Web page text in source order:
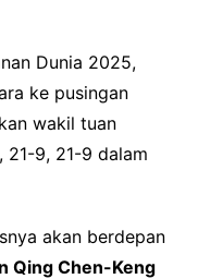
Dunia 2025,
ke pusingan
wakil tuan
, 21-9, 21-9 dalam
akan berdepan
Qing Chen-Keng